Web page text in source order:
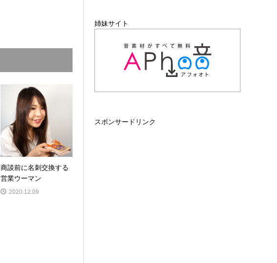
商談前に名刺交換する
営業ウーマン
2020.12.09
姉妹サイト
スポンサードリンク